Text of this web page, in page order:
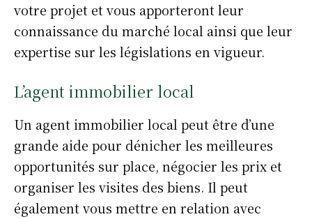
votre projet et vous apporteront leur
connaissance du marché local ainsi que leur
expertise sur les législations en vigueur.
L’agent immobilier local
Un agent immobilier local peut être d’une
grande aide pour dénicher les meilleures
opportunités sur place, négocier les prix et
organiser les visites des biens. Il peut
également vous mettre en relation avec